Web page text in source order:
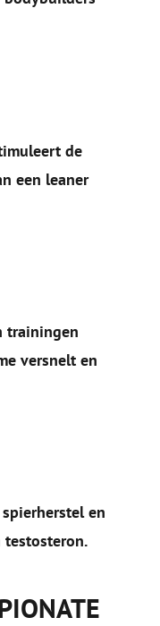
de
een leaner
trainingen
versnelt en
en
testosteron.